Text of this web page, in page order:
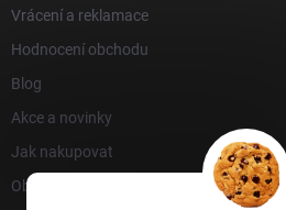
Vrácení a reklamace
Hodnocení obchodu
Blog
Akce a novinky
Jak nakupovat
Obchodní podmínky